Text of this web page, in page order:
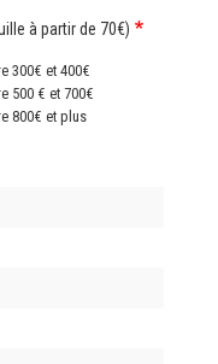
à partir de 70€)
300€ et 400€
500 € et 700€
800€ et plus